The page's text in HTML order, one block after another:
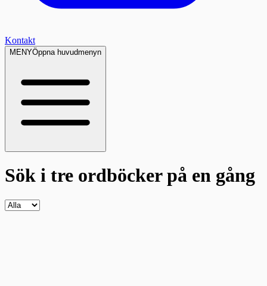
Kontakt
MENYÖppna huvudmenyn
Sök i tre ordböckerpå en gång